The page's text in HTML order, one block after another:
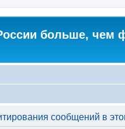
больше, чем
сообщений в